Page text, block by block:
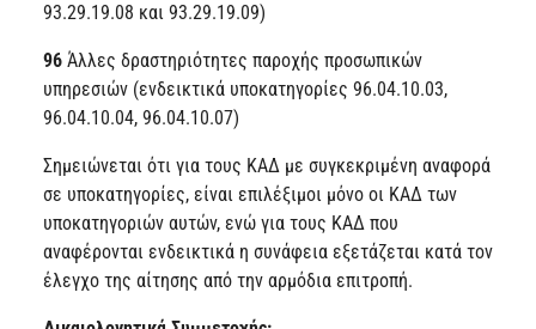
93.29.19.08 και 93.29.19.09)
96 Άλλες δραστηριότητες παροχής προσωπικών
υπηρεσιών (ενδεικτικά υποκατηγορίες 96.04.10.03,
96.04.10.04, 96.04.10.07)
Σημειώνεται ότι για τους ΚΑΔ με συγκεκριμένη αναφορά
σε υποκατηγορίες, είναι επιλέξιμοι μόνο οι ΚΑΔ των
υποκατηγοριών αυτών, ενώ για τους ΚΑΔ που
αναφέρονται ενδεικτικά η συνάφεια εξετάζεται κατά τον
έλεγχο της αίτησης από την αρμόδια επιτροπή.